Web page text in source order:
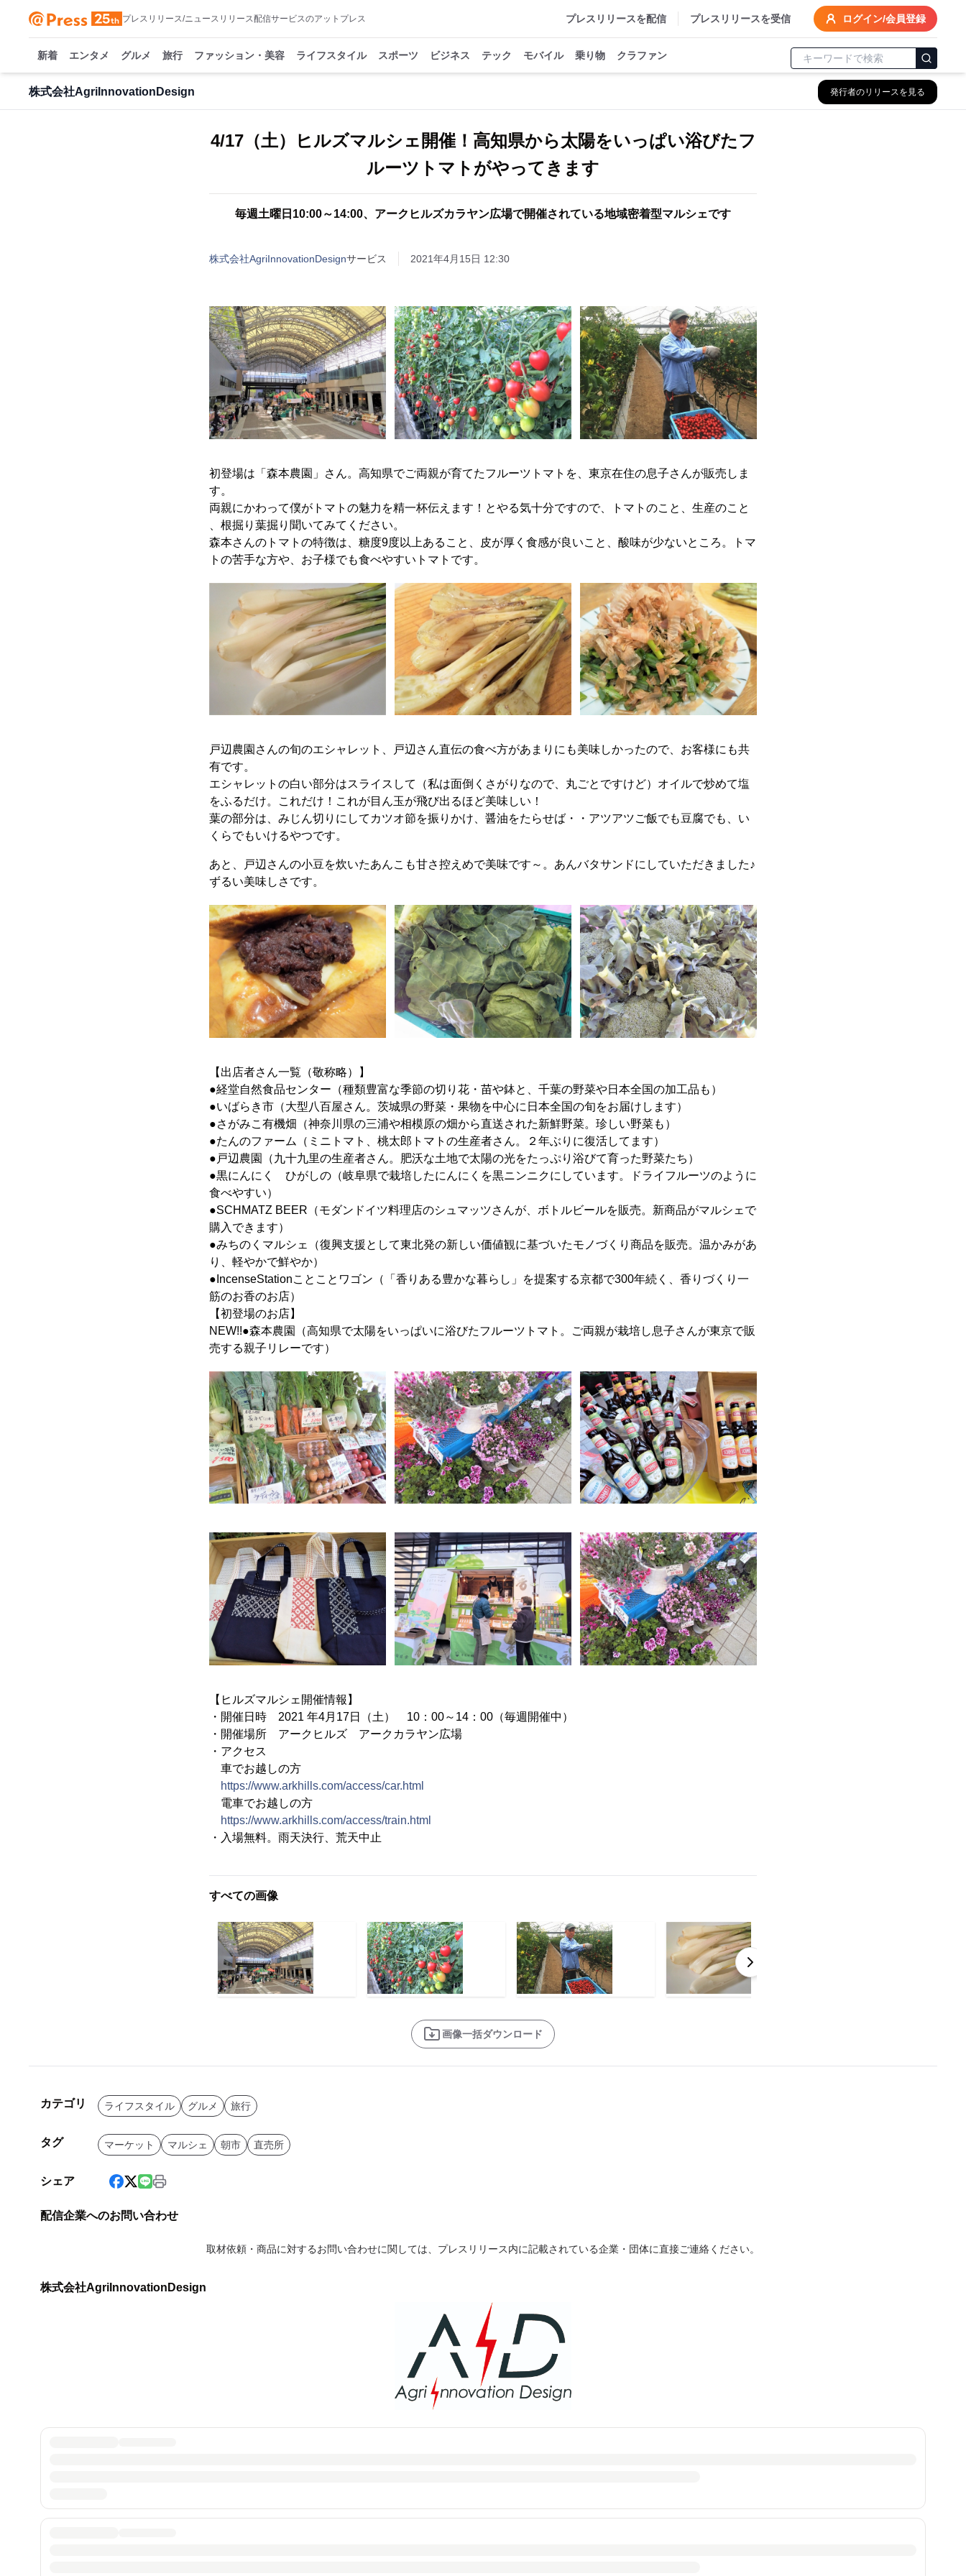
プレスリリース/ニュースリリース配信サービスのアットプレス プレスリリースを配信 プレスリリースを受信 ログイン/会員登録
新着 エンタメ グルメ 旅行 ファッション・美容 ライフスタイル スポーツ ビジネス テック モバイル 乗り物 クラファン
株式会社AgriInnovationDesign 発行者のリリースを見る
4/17（土）ヒルズマルシェ開催！高知県から太陽をいっぱい浴びたフ
ルーツトマトがやってきます
毎週土曜日10:00～14:00、アークヒルズカラヤン広場で開催されている地域密着型マルシェです
株式会社AgriInnovationDesignサービス 2021年4月15日 12:30
初登場は「森本農園」さん。高知県でご両親が育てたフルーツトマトを、東京在住の息子さんが販売しま
す。
両親にかわって僕がトマトの魅力を精一杯伝えます！とやる気十分ですので、トマトのこと、生産のこと
、根掘り葉掘り聞いてみてください。
森本さんのトマトの特徴は、糖度9度以上あること、皮が厚く食感が良いこと、酸味が少ないところ。トマ
トの苦手な方や、お子様でも食べやすいトマトです。
戸辺農園さんの旬のエシャレット、戸辺さん直伝の食べ方があまりにも美味しかったので、お客様にも共
有です。
エシャレットの白い部分はスライスして（私は面倒くさがりなので、丸ごとですけど）オイルで炒めて塩
をふるだけ。これだけ！これが目ん玉が飛び出るほど美味しい！
葉の部分は、みじん切りにしてカツオ節を振りかけ、醤油をたらせば・・アツアツご飯でも豆腐でも、い
くらでもいけるやつです。
あと、戸辺さんの小豆を炊いたあんこも甘さ控えめで美味です～。あんバタサンドにしていただきました♪
ずるい美味しさです。
【出店者さん一覧（敬称略）】
●経堂自然食品センター（種類豊富な季節の切り花・苗や鉢と、千葉の野菜や日本全国の加工品も）
●いばらき市（大型八百屋さん。茨城県の野菜・果物を中心に日本全国の旬をお届けします）
●さがみこ有機畑（神奈川県の三浦や相模原の畑から直送された新鮮野菜。珍しい野菜も）
●たんのファーム（ミニトマト、桃太郎トマトの生産者さん。２年ぶりに復活してます）
●戸辺農園（九十九里の生産者さん。肥沃な土地で太陽の光をたっぷり浴びて育った野菜たち）
●黒にんにく ひがしの（岐阜県で栽培したにんにくを黒ニンニクにしています。ドライフルーツのように
食べやすい）
●SCHMATZ BEER（モダンドイツ料理店のシュマッツさんが、ボトルビールを販売。新商品がマルシェで
購入できます）
●みちのくマルシェ（復興支援として東北発の新しい価値観に基づいたモノづくり商品を販売。温かみがあ
り、軽やかで鮮やか）
●IncenseStationことことワゴン（「香りある豊かな暮らし」を提案する京都で300年続く、香りづくり一
筋のお香のお店）
【初登場のお店】
NEW!!●森本農園（高知県で太陽をいっぱいに浴びたフルーツトマト。ご両親が栽培し息子さんが東京で販
売する親子リレーです）
【ヒルズマルシェ開催情報】
・開催日時 2021 年4月17日（土） 10：00～14：00（毎週開催中）
・開催場所 アークヒルズ アークカラヤン広場
・アクセス
車でお越しの方
https://www.arkhills.com/access/car.html
電車でお越しの方
https://www.arkhills.com/access/train.html
・入場無料。雨天決行、荒天中止
すべての画像
画像一括ダウンロード
カテゴリ ライフスタイル グルメ 旅行
タグ マーケット マルシェ 朝市 直売所
シェア
配信企業へのお問い合わせ
取材依頼・商品に対するお問い合わせに関しては、プレスリリース内に記載されている企業・団体に直接ご連絡ください。
株式会社AgriInnovationDesign